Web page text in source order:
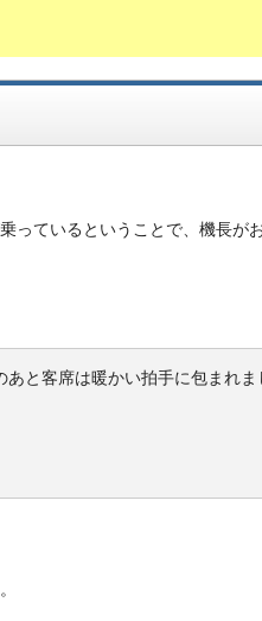
っているということで、機長が
と客席は暖かい拍手に包まれま